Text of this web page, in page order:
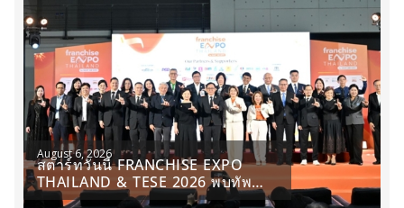
August 6, 2026
สตาร์ทวันนี้ FRANCHISE EXPO
THAILAND & TESE 2026 พบทัพ
ธุรกิจ&แฟรนไชส์ ซัพพลายเออร์